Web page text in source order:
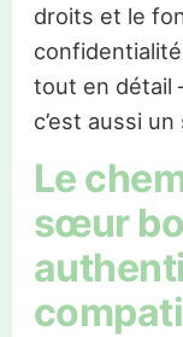
droits et le
tout en détail
c’est aussi
Le
sœur